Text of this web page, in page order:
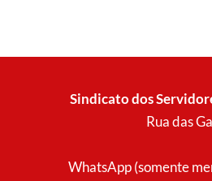
Sindicato dos
Rua das
WhatsApp (somente